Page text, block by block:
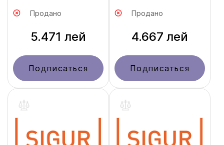
Продано
5.471 лей
Подписаться
Продано
4.667 лей
Подписаться